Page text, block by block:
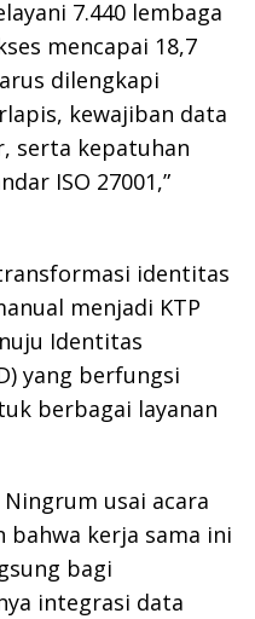
7.440 lembaga
mencapai 18,7
dilengkapi
kewajiban data
serta kepatuhan
ISO 27001,”
identitas
menjadi KTP
Identitas
yang berfungsi
berbagai layanan
usai acara
bahwa kerja sama ini
bagi
integrasi data